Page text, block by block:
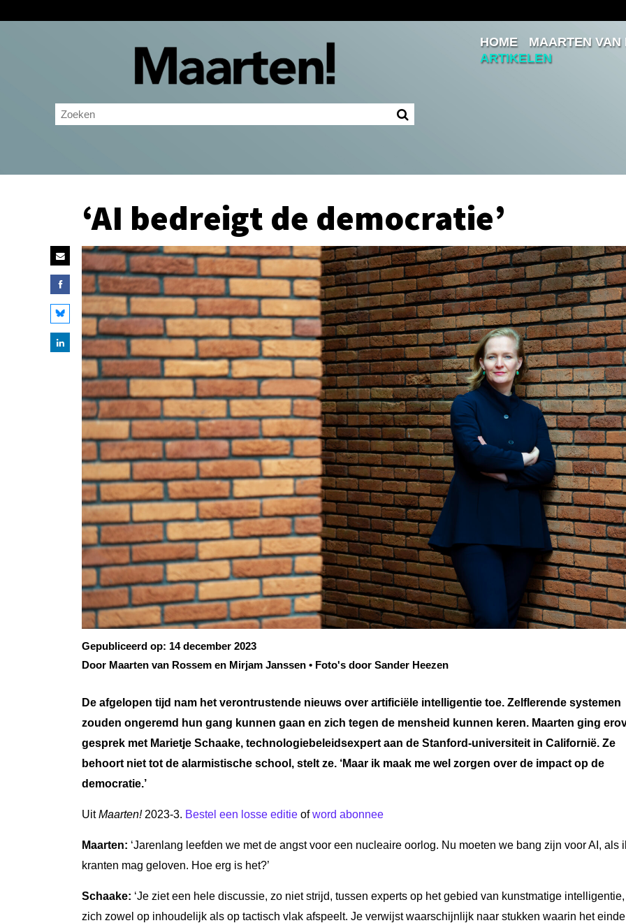
Inloggen
Ingelogd blijven
HOME MAARTEN VAN
ARTIKELEN
‘AI bedreigt de democratie’
Gepubliceerd op: 14 december 2023
Door Maarten van Rossem en Mirjam Janssen • Foto's door Sander Heezen
De afgelopen tijd nam het verontrustende nieuws over artificiële intelligentie toe. Zelflerende systemen
zouden ongeremd hun gang kunnen gaan en zich tegen de mensheid kunnen keren. Maarten ging
gesprek met Marietje Schaake, technologiebeleidsexpert aan de Stanford-universiteit in Californië. Ze
behoort niet tot de alarmistische school, stelt ze. ‘Maar ik maak me wel zorgen over de impact op de
democratie.’
UitMaarten!2023-3. Bestel een losse editie ofword abonnee
Maarten: ‘Jarenlang leefden we met de angst voor een nucleaire oorlog. Nu moeten we bang zijn voor AI, als
kranten mag geloven. Hoe erg is het?’
Schaake: ‘Je ziet een hele discussie, zo niet strijd, tussen experts op het gebied van kunstmatige
zich zowel op inhoudelijk als op tactisch vlak afspeelt. Je verwijst waarschijnlijk naar stukken waarin het